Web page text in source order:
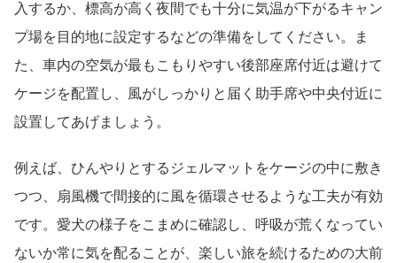
入するか、標高が高く夜間でも十分に気温が下がるキャン
プ場を目的地に設定するなどの準備をしてください。ま
た、車内の空気が最もこもりやすい後部座席付近は避けて
ケージを配置し、風がしっかりと届く助手席や中央付近に
設置してあげましょう。
例えば、ひんやりとするジェルマットをケージの中に敷き
つつ、扇風機で間接的に風を循環させるような工夫が有効
です。愛犬の様子をこまめに確認し、呼吸が荒くなってい
ないか常に気を配ることが、楽しい旅を続けるための大前